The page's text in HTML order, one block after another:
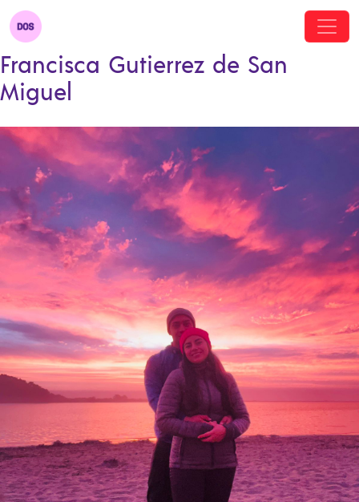
Francisca Gutierrez de San
Miguel